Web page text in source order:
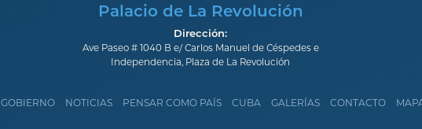
Palacio de La Revolución
Dirección:
Ave Paseo # 1040 B e/ Carlos Manuel de Céspedes e
Independencia, Plaza de La Revolución
GOBIERNO NOTICIAS PENSAR COMO PAÍS CUBA GALERÍAS CONTACTO